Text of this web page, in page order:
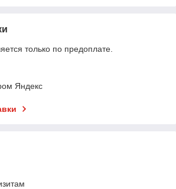
только по предоплате.
Яндекс